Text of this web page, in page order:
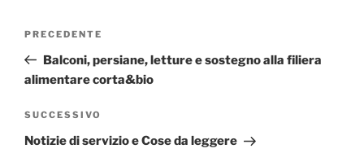
Articolo
precedente:
PRECEDENTE
Balconi, persiane, letture e sostegno alla filiera
alimentare corta&bio
Articolo
successivo
SUCCESSIVO
Notizie di servizio e Cose da leggere